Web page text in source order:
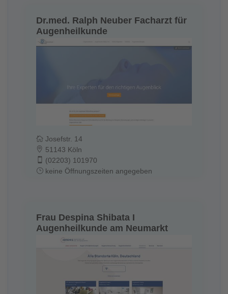
Dr.med. Ralph Neuber Facharzt für
Augenheilkunde
Josefstr. 14
51143 Köln
(02203) 101970
keine Öffnungszeiten angegeben
Frau Despina Shibata I
Augenheilkunde am Neumarkt